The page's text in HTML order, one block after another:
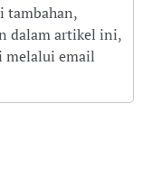
tambahan,
dalam artikel ini,
melalui email